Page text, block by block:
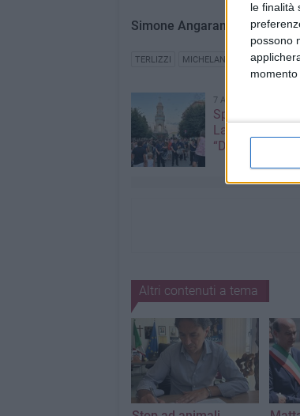
le finalità
possono
Simone Angarano
TERLIZZI MICHELANGELO DE CHIRICO
7 AGOSTO 2026
Spostato il
Lamione nei
“Don Pietro
Altri contenuti a tema